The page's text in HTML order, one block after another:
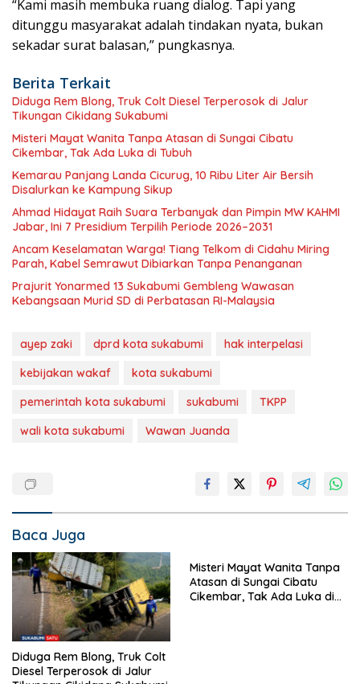
“Kami masih membuka ruang dialog. Tapi yang
ditunggu masyarakat adalah tindakan nyata, bukan
sekadar surat balasan,” pungkasnya.
Berita Terkait
Diduga Rem Blong, Truk Colt Diesel Terperosok di Jalur
Tikungan Cikidang Sukabumi
Misteri Mayat Wanita Tanpa Atasan di Sungai Cibatu
Cikembar, Tak Ada Luka di Tubuh
Kemarau Panjang Landa Cicurug, 10 Ribu Liter Air Bersih
Disalurkan ke Kampung Sikup
Ahmad Hidayat Raih Suara Terbanyak dan Pimpin MW KAHMI
Jabar, Ini 7 Presidium Terpilih Periode 2026–2031
Ancam Keselamatan Warga! Tiang Telkom di Cidahu Miring
Parah, Kabel Semrawut Dibiarkan Tanpa Penanganan
Prajurit Yonarmed 13 Sukabumi Gembleng Wawasan
Kebangsaan Murid SD di Perbatasan RI-Malaysia
ayep zaki dprd kota sukabumi
hak interpelasi
kebijakan wakaf
kota sukabumi
pemerintah kota sukabumi
sukabumi
TKPP
wali kota sukabumi
Wawan Juanda
Baca Juga
Diduga Rem Blong, Truk Colt
Diesel Terperosok di Jalur
Misteri Mayat Wanita Tanpa
Atasan di Sungai Cibatu
Cikembar, Tak Ada Luka di